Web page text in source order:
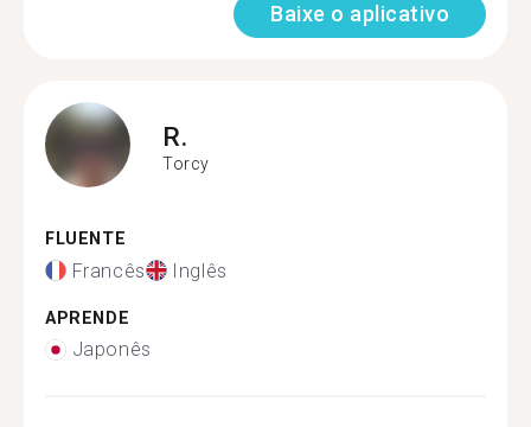
Baixe o aplicativo
R.
Torcy
FLUENTE
Francês Inglês
APRENDE
Japonês